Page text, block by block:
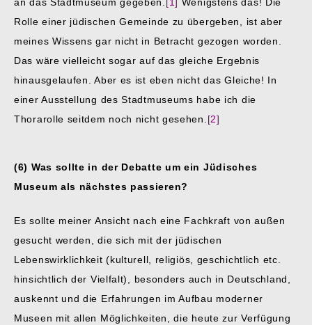
Rolle einer jüdischen Gemeinde zu übergeben, ist aber
meines Wissens gar nicht in Betracht gezogen worden.
Das wäre vielleicht sogar auf das gleiche Ergebnis
hinausgelaufen. Aber es ist eben nicht das Gleiche! In
einer Ausstellung des Stadtmuseums habe ich die
Thorarolle seitdem noch nicht gesehen. [2]
(6) Was sollte in der Debatte um ein Jüdisches
Museum als nächstes passieren?
Es sollte meiner Ansicht nach eine Fachkraft von außen
gesucht werden, die sich mit der jüdischen
Lebenswirklichkeit (kulturell, religiös, geschichtlich etc.
hinsichtlich der Vielfalt), besonders auch in Deutschland,
auskennt und die Erfahrungen im Aufbau moderner
Museen mit allen Möglichkeiten, die heute zur Verfügung